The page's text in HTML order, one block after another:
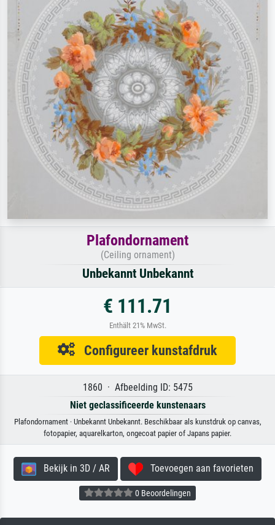
Plafondornament
(Ceiling ornament)
Unbekannt Unbekannt
€ 111.71
Enthält 21% MwSt.
Configureer kunstafdruk
1860 · Afbeelding ID: 5475
Niet geclassificeerde kunstenaars
Plafondornament · Unbekannt Unbekannt. Beschikbaar als kunstdruk op canvas,
fotopapier, aquarelkarton, ongecoat papier of Japans papier.
Bekijk in 3D / AR Toevoegen aan favorieten
0 Beoordelingen